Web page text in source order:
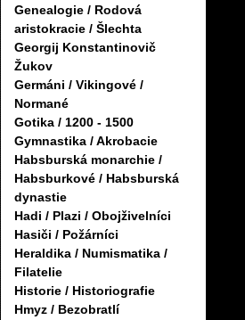
Genealogie / Rodová
aristokracie / Šlechta
Georgij Konstantinovič
Žukov
Germáni / Vikingové /
Normané
Gotika / 1200 - 1500
Gymnastika / Akrobacie
Habsburská monarchie /
Habsburkové / Habsburská
dynastie
Hadi / Plazi / Obojživelníci
Hasiči / Požárníci
Heraldika / Numismatika /
Filatelie
Historie / Historiografie
Hmyz / Bezobratlí